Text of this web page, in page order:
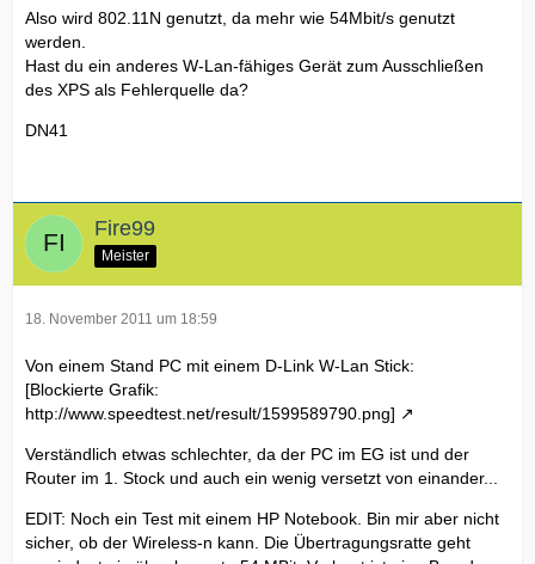
Also wird 802.11N genutzt, da mehr wie 54Mbit/s genutzt
werden.
Hast du ein anderes W-Lan-fähiges Gerät zum Ausschließen
des XPS als Fehlerquelle da?
DN41
Fire99
Meister
18. November 2011 um 18:59
Von einem Stand PC mit einem D-Link W-Lan Stick:
[Blockierte Grafik:
http://www.speedtest.net/result/1599589790.png]
Verständlich etwas schlechter, da der PC im EG ist und der
Router im 1. Stock und auch ein wenig versetzt von einander...
EDIT: Noch ein Test mit einem HP Notebook. Bin mir aber nicht
sicher, ob der Wireless-n kann. Die Übertragungsratte geht